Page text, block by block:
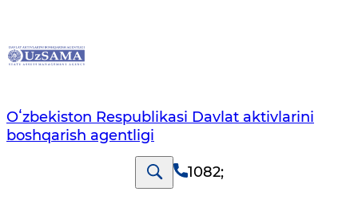
Oʻzbekiston Respublikasi Davlat aktivlarini
boshqarish agentligi
1082;